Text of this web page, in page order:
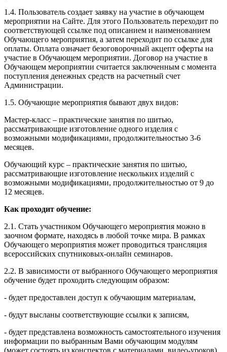
1.4. Пользователь создает заявку на участие в обучающем
мероприятии на Сайте. Для этого Пользователь переходит по
соответствующей ссылке под описанием и наименованием
Обучающего мероприятия, а затем переходит по ссылке для
оплаты. Оплата означает безоговорочный акцепт оферты на
участие в Обучающем мероприятии. Договор на участие в
Обучающем мероприятии считается заключенным с момента
поступления денежных средств на расчетный счет
Администрации.
1.5. Обучающие мероприятия бывают двух видов:
Мастер-класс – практические занятия по шитью,
рассматривающие изготовление одного изделия с
возможными модификациями, продолжительностью 3-6
месяцев.
Обучающий курс – практические занятия по шитью,
рассматривающие изготовление нескольких изделий с
возможными модификациями, продолжительностью от 9 до
12 месяцев.
Как проходит обучение:
2.1. Стать участником Обучающего мероприятия можно в
заочном формате, находясь в любой точке мира. В рамках
Обучающего мероприятия может проводиться трансляция
всероссийских спутниковых-онлайн семинаров.
2.2. В зависимости от выбранного Обучающего мероприятия
обучение будет проходить следующим образом:
- будет предоставлен доступ к обучающим материалам,
- будут высланы соответствующие ссылки к записям,
- будет представлена возможность самостоятельного изучения
информации по выбранным Вами обучающим модулям
(может состоять из конспектов с материалами, видео-уроков),